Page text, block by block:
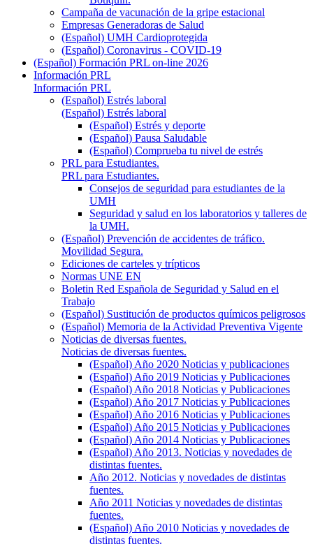
Campaña de vacunación de la gripe estacional
Empresas Generadoras de Salud
(Español) UMH Cardioprotegida
(Español) Coronavirus - COVID-19
(Español) Formación PRL on-line 2026
Información PRL
Información PRL
(Español) Estrés laboral
(Español) Estrés laboral
(Español) Estrés y deporte
(Español) Pausa Saludable
(Español) Comprueba tu nivel de estrés
PRL para Estudiantes.
PRL para Estudiantes.
Consejos de seguridad para estudiantes de la
UMH
Seguridad y salud en los laboratorios y talleres de
la UMH.
(Español) Prevención de accidentes de tráfico.
Movilidad Segura.
Ediciones de carteles y trípticos
Normas UNE EN
Boletin Red Española de Seguridad y Salud en el
Trabajo
(Español) Sustitución de productos químicos peligrosos
(Español) Memoria de la Actividad Preventiva Vigente
Noticias de diversas fuentes.
Noticias de diversas fuentes.
(Español) Año 2020 Noticias y publicaciones
(Español) Año 2019 Noticias y Publicaciones
(Español) Año 2018 Noticias y Publicaciones
(Español) Año 2017 Noticias y Publicaciones
(Español) Año 2016 Noticias y Publicaciones
(Español) Año 2015 Noticias y Publicaciones
(Español) Año 2014 Noticias y Publicaciones
(Español) Año 2013. Noticias y novedades de
distintas fuentes.
Año 2012. Noticias y novedades de distintas
fuentes.
Año 2011 Noticias y novedades de distintas
fuentes.
(Español) Año 2010 Noticias y novedades de
distintas fuentes.